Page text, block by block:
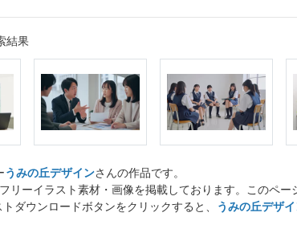
結果
うみの丘デザインさんの作品です。
リーイラスト素材・画像を掲載しております。このペー
ダウンロードボタンをクリックすると、 うみの丘デザ